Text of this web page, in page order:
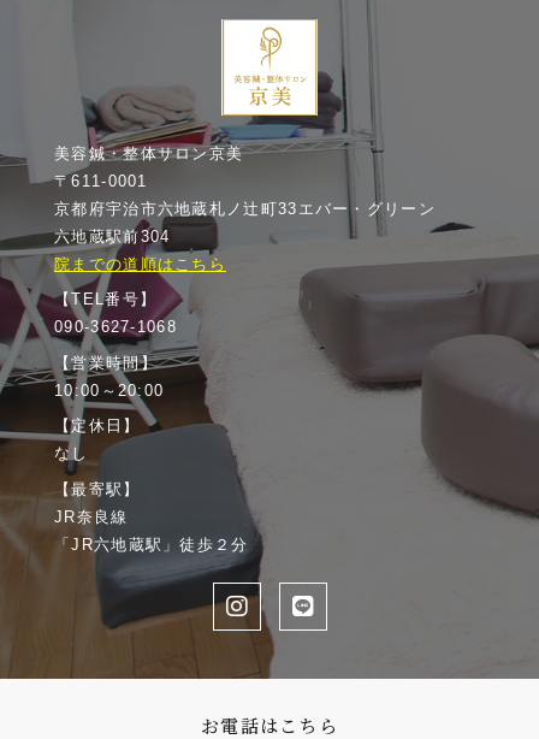
美容鍼・整体サロン京美
〒611-0001
京都府宇治市六地蔵札ノ辻町33エバー・グリーン
六地蔵駅前304
院までの道順はこちら
【TEL番号】
090-3627-1068
【営業時間】
10:00～20:00
【定休日】
なし
【最寄駅】
JR奈良線
「JR六地蔵駅」徒歩２分
お電話はこちら